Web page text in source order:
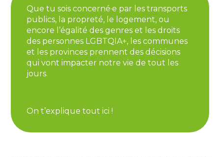
Que tu sois concerné·e par les transports
publics, la propreté, le logement, ou
encore l’égalité des genres et les droits
des personnes LGBTQIA+, les communes
et les provinces prennent des décisions
qui vont impacter notre vie de tout les
jours.
On t’explique tout ici !